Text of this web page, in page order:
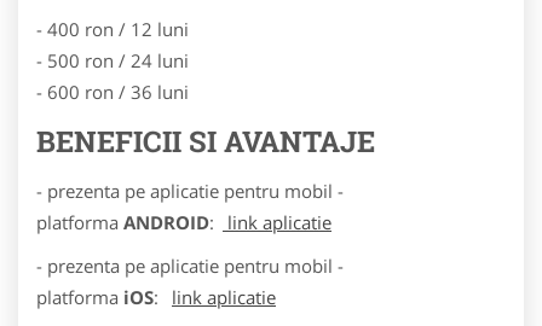
- 400 ron / 12 luni
- 500 ron / 24 luni
- 600 ron / 36 luni
BENEFICII SI AVANTAJE
- prezenta pe aplicatie pentru mobil -
platforma ANDROID:
link aplicatie
- prezenta pe aplicatie pentru mobil -
platforma iOS:
link aplicatie